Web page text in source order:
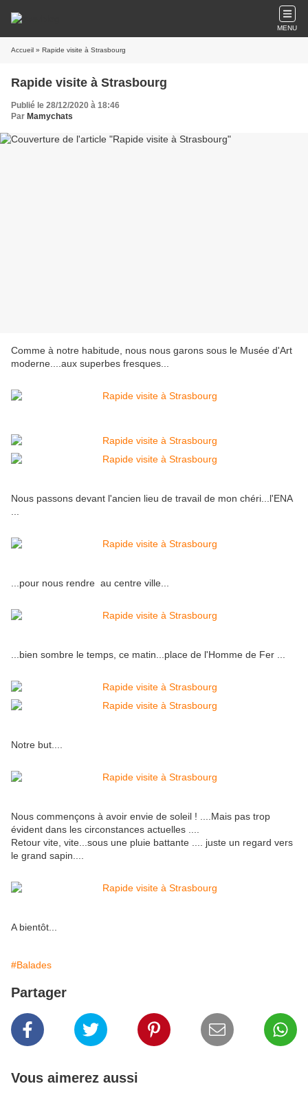
MENU
Accueil » Rapide visite à Strasbourg
Rapide visite à Strasbourg
Publié le 28/12/2020 à 18:46
Par Mamychats
Comme à notre habitude, nous nous garons sous le Musée d'Art
moderne....aux superbes fresques...
Nous passons devant l'ancien lieu de travail de mon chéri...l'ENA
...pour nous rendre au centre ville...
...bien sombre le temps, ce matin...place de l'Homme de Fer ...
Notre but....
Nous commençons à avoir envie de soleil ! ....Mais pas trop
évident dans les circonstances actuelles ....
Retour vite, vite...sous une pluie battante .... juste un regard vers
le grand sapin....
A bientôt...
#Balades
Partager
Vous aimerez aussi